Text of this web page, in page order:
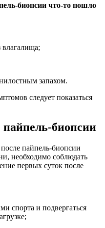
биопсии что-то пошло
влагалища;
запахом.
следует показаться
биопсии
пайпель-биопсии
необходимо соблюдать
первых суток после
спорта и подвергаться